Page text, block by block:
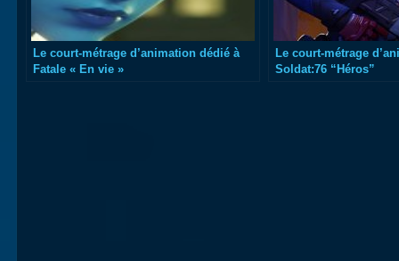
Le court-métrage d’animation dédié à
Fatale « En vie »
Le court-métrage
Soldat:76 “Héros”